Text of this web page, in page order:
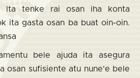
Ita tenke rai osan iha konta
ita gasta osan ba buat oin-oin.
bele ajuda ita asegura
osan sufisiente atu nune'e bele